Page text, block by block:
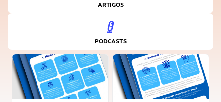
ARTIGOS
PODCASTS